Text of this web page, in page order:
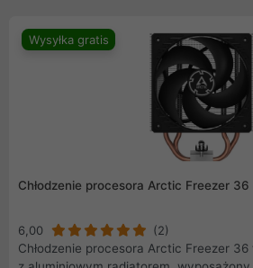
Wysyłka gratis
Chłodzenie procesora Arctic Freezer 36
6,00
(2)
Chłodzenie procesora Arctic Freezer